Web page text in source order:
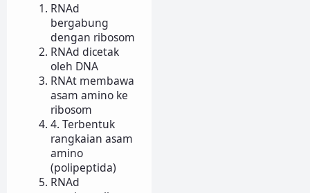
RNAd
bergabung
dengan ribosom
RNAd dicetak
oleh DNA
RNAt membawa
asam amino ke
ribosom
4. Terbentuk
rangkaian asam
amino
(polipeptida)
RNAd